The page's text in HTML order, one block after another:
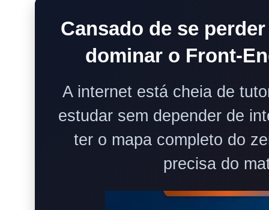
Cansado de se
dominar o Front-
A internet está cheia de
estudar sem depender de
ter o mapa completo do
precisa do